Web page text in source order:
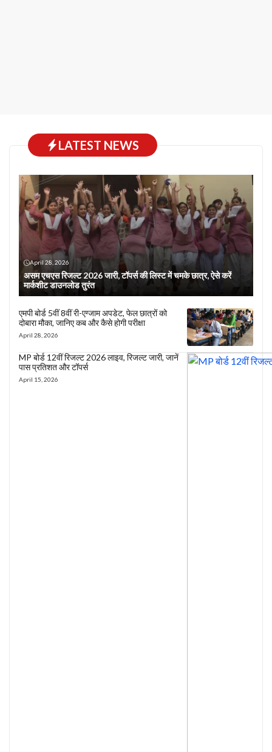
LATEST NEWS
April 28, 2026
असम एचएस रिजल्ट 2026 जारी, टॉपर्स की लिस्ट में चमके छात्र, ऐसे करें
मार्कशीट डाउनलोड तुरंत
एमपी बोर्ड 5वीं 8वीं री-एग्जाम अपडेट, फेल छात्रों को
दोबारा मौका, जानिए कब और कैसे होगी परीक्षा
April 28, 2026
MP बोर्ड 12वीं रिजल्ट 2026 लाइव, रिजल्ट जारी, जानें
पास प्रतिशत और टॉपर्स
April 15, 2026